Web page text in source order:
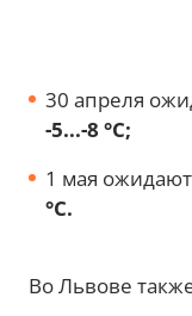
30 апреля
-5...-8 °С;
1 мая
°С.
Во Львове